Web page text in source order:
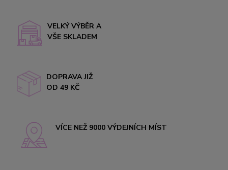
VELKÝ VÝBĚR A
VŠE SKLADEM
DOPRAVA JIŽ
OD 49 KČ
VÍCE NEŽ 9000 VÝDEJNÍCH MÍST